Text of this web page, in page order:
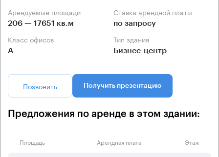
Арендуемые площади
206 — 17651 кв.м
Ставка арендной платы
по запросу
Класс офисов
А
Тип здания
Бизнес-центр
Позвонить Получить презентацию
Предложения по аренде в этом здании:
Площадь Арендная плата Этаж